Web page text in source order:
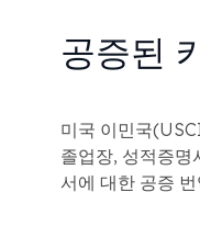
공증된
미국 이민국
졸업장, 성적증명
서에 대한 공증